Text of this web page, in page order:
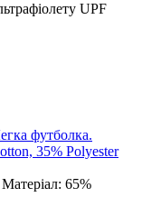
UPF
65%